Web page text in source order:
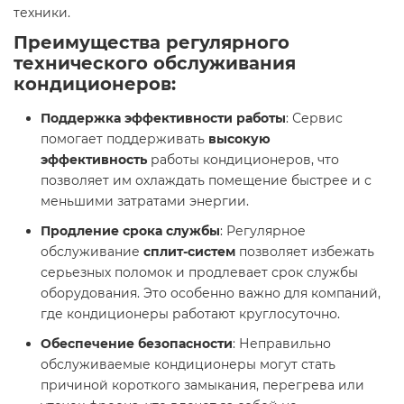
техники.
Преимущества регулярного
технического обслуживания
кондиционеров:
Поддержка эффективности работы: Сервис
помогает поддерживать высокую
эффективность работы кондиционеров, что
позволяет им охлаждать помещение быстрее и с
меньшими затратами энергии.
Продление срока службы: Регулярное
обслуживание сплит-систем позволяет избежать
серьезных поломок и продлевает срок службы
оборудования. Это особенно важно для компаний,
где кондиционеры работают круглосуточно.
Обеспечение безопасности: Неправильно
обслуживаемые кондиционеры могут стать
причиной короткого замыкания, перегрева или